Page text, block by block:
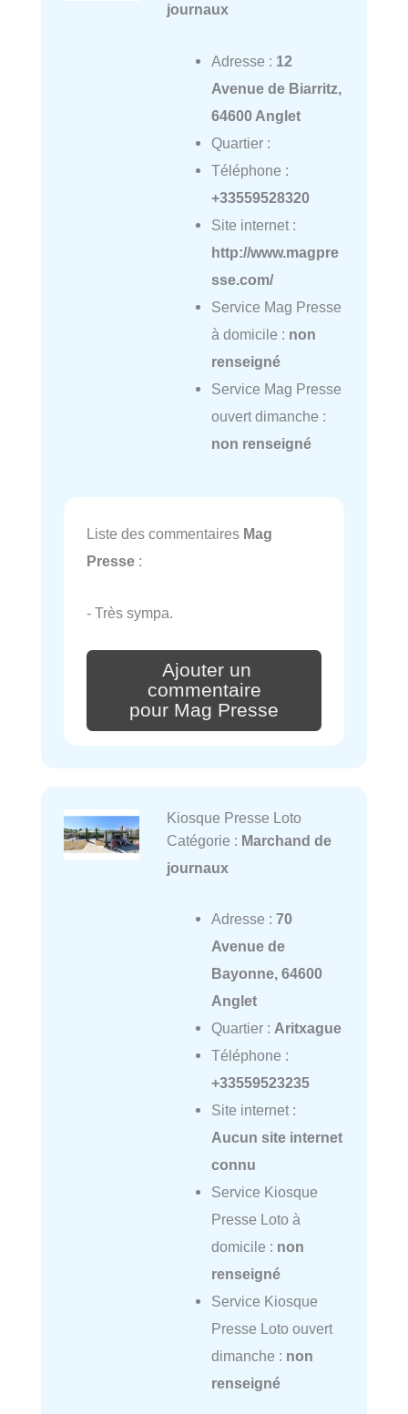
journaux
Adresse : 12
Avenue de Biarritz,
64600 Anglet
Quartier :
Téléphone :
+33559528320
Site internet :
http://www.magpre
sse.com/
Service Mag Presse
à domicile : non
renseigné
Service Mag Presse
ouvert dimanche :
non renseigné
Liste des commentaires Mag
Presse :
- Très sympa.
Ajouter un
commentaire
pour Mag Presse
Kiosque Presse Loto
Catégorie : Marchand de
journaux
Adresse : 70
Avenue de
Bayonne, 64600
Anglet
Quartier : Aritxague
Téléphone :
+33559523235
Site internet :
Aucun site internet
connu
Service Kiosque
Presse Loto à
domicile : non
renseigné
Service Kiosque
Presse Loto ouvert
dimanche : non
renseigné